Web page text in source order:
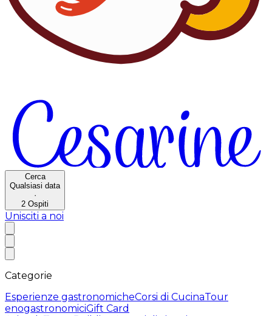
Cerca
Qualsiasi data
·
2 Ospiti
Unisciti a noi
Categorie
Esperienze gastronomicheCorsi di CucinaTour
enogastronomiciGift Card